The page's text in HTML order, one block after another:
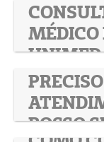
MÉDICO
UNIMED
ESTOU
POSSO